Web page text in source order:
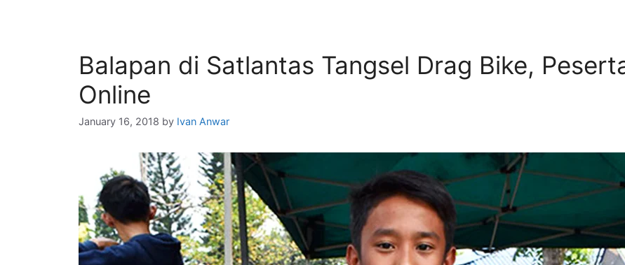
Balapan di Satlantas Tangsel Drag Bike,
Online
January 16, 2018 by Ivan Anwar